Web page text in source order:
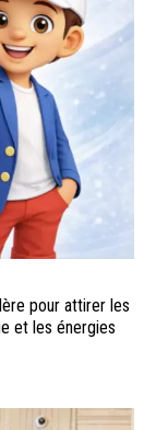
pour attirer les
et les énergies